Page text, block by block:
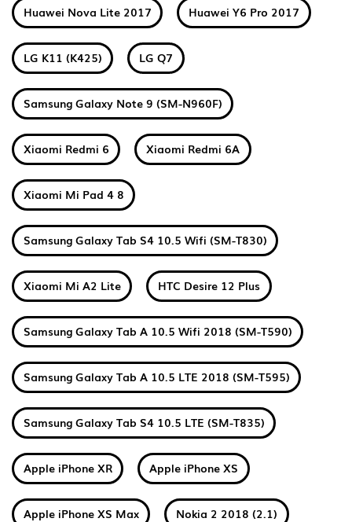
Huawei Nova Lite 2017 Huawei Y6 Pro 2017
LG K11 (K425) LG Q7
Samsung Galaxy Note 9 (SM-N960F)
Xiaomi Redmi 6 Xiaomi Redmi 6A
Xiaomi Mi Pad 4 8
Samsung Galaxy Tab S4 10.5 Wifi (SM-T830)
Xiaomi Mi A2 Lite HTC Desire 12 Plus
Samsung Galaxy Tab A 10.5 Wifi 2018 (SM-T590)
Samsung Galaxy Tab A 10.5 LTE 2018 (SM-T595)
Samsung Galaxy Tab S4 10.5 LTE (SM-T835)
Apple iPhone XR Apple iPhone XS
Apple iPhone XS Max Nokia 2 2018 (2.1)